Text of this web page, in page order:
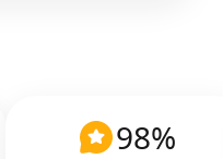
98%